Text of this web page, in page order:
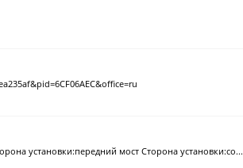
установки:передний мост Сторона установки:со...